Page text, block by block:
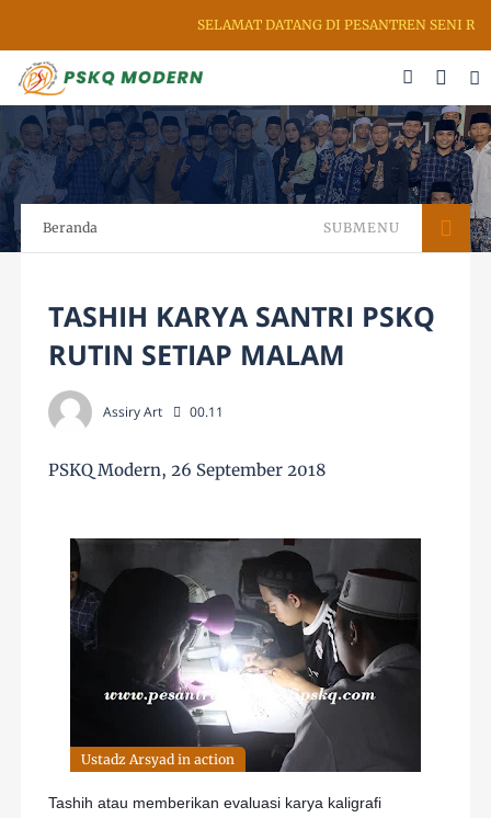
SELAMAT DATANG DI PESANTREN SENI
Beranda SUBMENU
TASHIH KARYA SANTRI PSKQ
RUTIN SETIAP MALAM
Assiry Art 00.11
PSKQ Modern, 26 September 2018
Ustadz Arsyad in action
Tashih atau memberikan evaluasi karya kaligrafi